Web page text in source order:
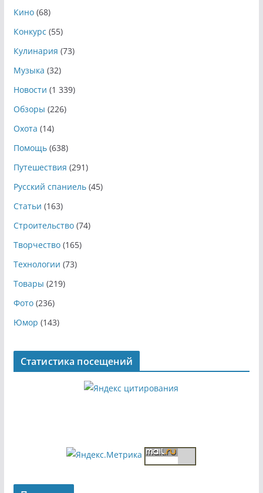
Кино(68)
Конкурс (55)
Кулинария (73)
Музыка (32)
Новости (1 339)
Обзоры (226)
Охота (14)
Помощь(638)
Путешествия (291)
Русский спаниель(45)
Статьи (163)
Строительство(74)
Творчество(165)
Технологии (73)
Товары (219)
Фото(236)
Юмор (143)
Статистика посещений